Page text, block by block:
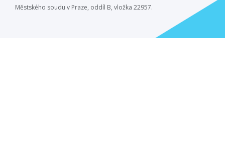
Městského soudu v Praze, oddíl B, vložka 22957.